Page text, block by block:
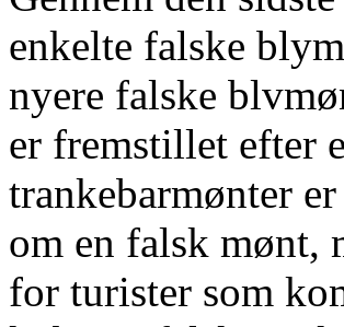
enkelte falske
nyere falske
er fremstillet efter
trankebarmønter
om en falsk mønt,
for turister som